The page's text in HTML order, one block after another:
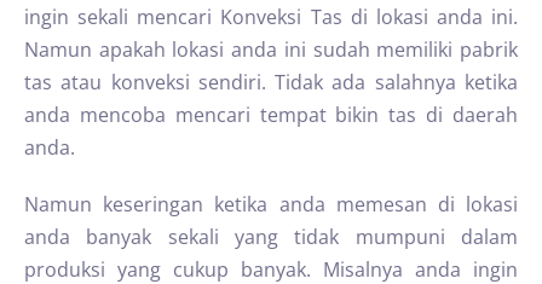
ingin sekali mencari Konveksi Tas di lokasi anda ini.
Namun apakah lokasi anda ini sudah memiliki pabrik
tas atau konveksi sendiri. Tidak ada salahnya ketika
anda mencoba mencari tempat bikin tas di daerah
anda.
Namun keseringan ketika anda memesan di lokasi
anda banyak sekali yang tidak mumpuni dalam
produksi yang cukup banyak. Misalnya anda ingin